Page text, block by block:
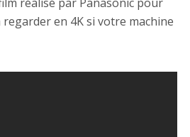
en 4K si votre machine